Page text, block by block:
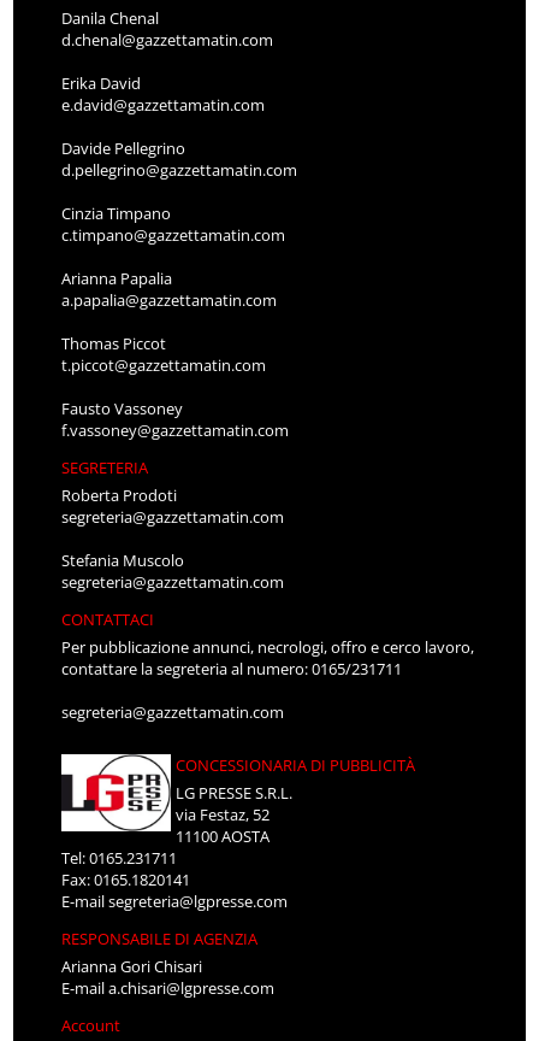
Danila Chenal
d.chenal@gazzettamatin.com
Erika David
e.david@gazzettamatin.com
Davide Pellegrino
d.pellegrino@gazzettamatin.com
Cinzia Timpano
c.timpano@gazzettamatin.com
Arianna Papalia
a.papalia@gazzettamatin.com
Thomas Piccot
t.piccot@gazzettamatin.com
Fausto Vassoney
f.vassoney@gazzettamatin.com
SEGRETERIA
Roberta Prodoti
segreteria@gazzettamatin.com
Stefania Muscolo
segreteria@gazzettamatin.com
CONTATTACI
Per pubblicazione annunci, necrologi, offro e cerco lavoro,
contattare la segreteria al numero: 0165/231711
segreteria@gazzettamatin.com
CONCESSIONARIA DI PUBBLICITÀ
LG PRESSE S.R.L.
via Festaz, 52
11100 AOSTA
Tel: 0165.231711
Fax: 0165.1820141
E-mailsegreteria@lgpresse.com
RESPONSABILE DI AGENZIA
Arianna Gori Chisari
E-maila.chisari@lgpresse.com
Account